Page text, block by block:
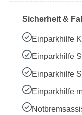
Sicherheit &
Einparkhilfe
Einparkhilfe
Einparkhilfe
Einparkhilfe